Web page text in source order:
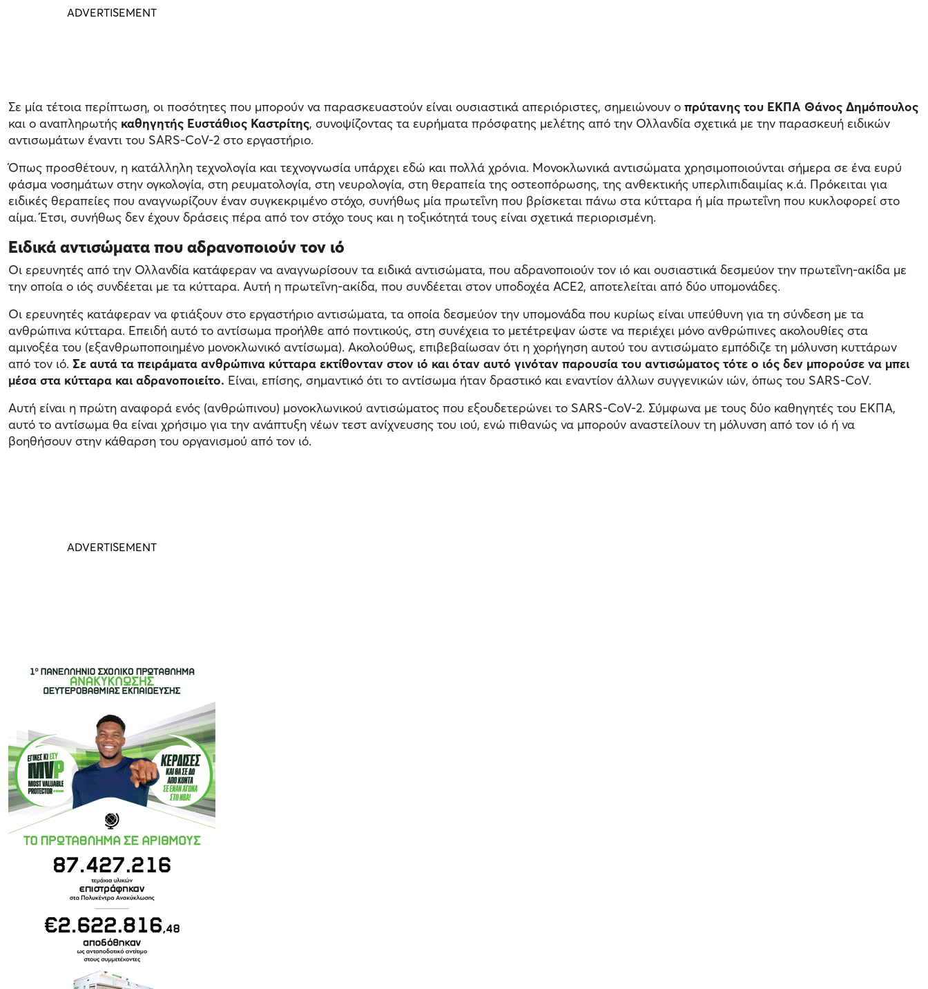
Σε μία τέτοια περίπτωση, οι ποσότητες που μπορούν να παρασκευαστούν είναι ουσιαστικά απεριόριστες, σημειώνουν ο πρύτανης του ΕΚΠΑ Θάνος Δημόπουλος
και ο αναπληρωτής καθηγητής Ευστάθιος Καστρίτης, συνοψίζοντας τα ευρήματα πρόσφατης μελέτης από την Ολλανδία σχετικά με την παρασκευή ειδικών
αντισωμάτων έναντι του SARS-CoV-2 στο εργαστήριο.
Όπως προσθέτουν, η κατάλληλη τεχνολογία και τεχνογνωσία υπάρχει εδώ και πολλά χρόνια. Μονοκλωνικά αντισώματα χρησιμοποιούνται σήμερα σε ένα ευρύ
φάσμα νοσημάτων στην ογκολογία, στη ρευματολογία, στη νευρολογία, στη θεραπεία της οστεοπόρωσης, της ανθεκτικής υπερλιπιδαιμίας κ.ά. Πρόκειται για
ειδικές θεραπείες που αναγνωρίζουν έναν συγκεκριμένο στόχο, συνήθως μία πρωτεΐνη που βρίσκεται πάνω στα κύτταρα ή μία πρωτεΐνη που κυκλοφορεί στο
αίμα. Έτσι, συνήθως δεν έχουν δράσεις πέρα από τον στόχο τους και η τοξικότητά τους είναι σχετικά περιορισμένη.
Ειδικά αντισώματα που αδρανοποιούν τον ιό
Οι ερευνητές από την Ολλανδία κατάφεραν να αναγνωρίσουν τα ειδικά αντισώματα, που αδρανοποιούν τον ιό και ουσιαστικά δεσμεύον την πρωτεΐνη-ακίδα με
την οποία ο ιός συνδέεται με τα κύτταρα. Αυτή η πρωτεΐνη-ακίδα, που συνδέεται στον υποδοχέα ACE2, αποτελείται από δύο υπομονάδες.
Οι ερευνητές κατάφεραν να φτιάξουν στο εργαστήριο αντισώματα, τα οποία δεσμεύον την υπομονάδα που κυρίως είναι υπεύθυνη για τη σύνδεση με τα
ανθρώπινα κύτταρα. Επειδή αυτό το αντίσωμα προήλθε από ποντικούς, στη συνέχεια το μετέτρεψαν ώστε να περιέχει μόνο ανθρώπινες ακολουθίες στα
αμινοξέα του (εξανθρωποποιημένο μονοκλωνικό αντίσωμα). Ακολούθως, επιβεβαίωσαν ότι η χορήγηση αυτού του αντισώματο εμπόδιζε τη μόλυνση κυττάρων
από τον ιό. Σε αυτά τα πειράματα ανθρώπινα κύτταρα εκτίθονταν στον ιό και όταν αυτό γινόταν παρουσία του αντισώματος τότε ο ιός δεν μπορούσε να μπει
μέσα στα κύτταρα και αδρανοποιείτο. Είναι, επίσης, σημαντικό ότι το αντίσωμα ήταν δραστικό και εναντίον άλλων συγγενικών ιών, όπως του SARS-CoV.
Αυτή είναι η πρώτη αναφορά ενός (ανθρώπινου) μονοκλωνικού αντισώματος που εξουδετερώνει το SARS-CoV-2. Σύμφωνα με τους δύο καθηγητές του ΕΚΠΑ,
αυτό το αντίσωμα θα είναι χρήσιμο για την ανάπτυξη νέων τεστ ανίχνευσης του ιού, ενώ πιθανώς να μπορούν αναστείλουν τη μόλυνση από τον ιό ή να
βοηθήσουν στην κάθαρση του οργανισμού από τον ιό.